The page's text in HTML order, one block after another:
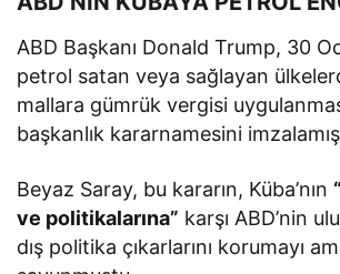
ABD Başkanı Donald Trump, 30
petrol satan veya sağlayan
mallara gümrük vergisi
başkanlık kararnamesini
Beyaz Saray, bu kararın, Küba’nın
ve politikalarına” karşı ABD’nin
dış politika çıkarlarını korumayı